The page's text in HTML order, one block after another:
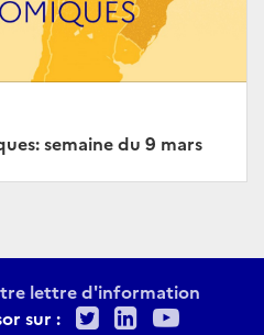
semaine du 9 mars
lettre d'information
sur :
TwitterLinkedIn